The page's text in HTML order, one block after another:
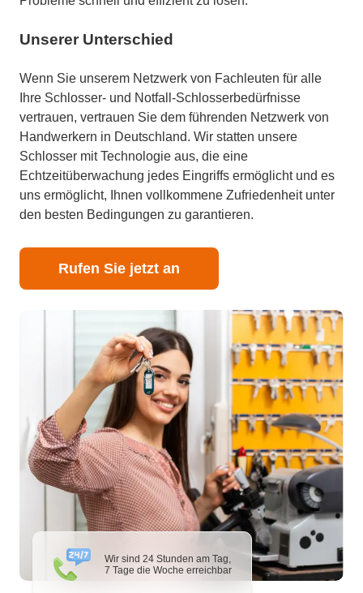
Wir sind 24 Stunden am Tag,
7 Tage die Woche erreichbar
Unserer Unterschied
Wenn Sie unserem Netzwerk von Fachleuten für alle
Ihre Schlosser- und Notfall-Schlosserbedürfnisse
vertrauen, vertrauen Sie dem führenden Netzwerk von
Handwerkern in Deutschland. Wir statten unsere
Schlosser mit Technologie aus, die eine
Echtzeitüberwachung jedes Eingriffs ermöglicht und es
uns ermöglicht, Ihnen vollkommene Zufriedenheit unter
den besten Bedingungen zu garantieren.
Rufen Sie jetzt an